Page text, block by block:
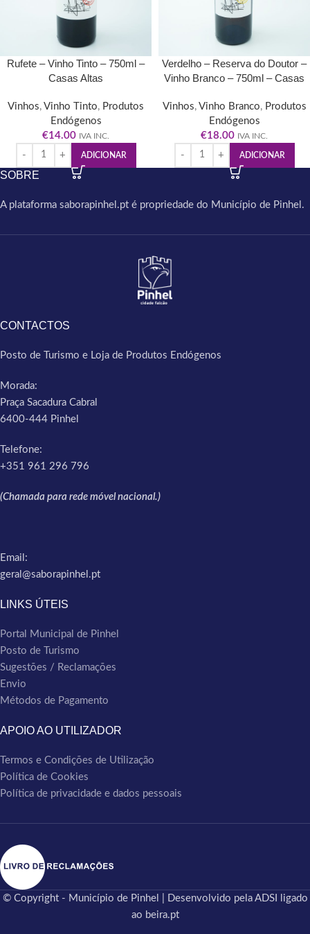
Rufete – Vinho Tinto – 750ml –
Casas Altas
Vinhos, Vinho Tinto, Produtos
Endógenos
€14.00 IVA INC.
ADICIONAR
Verdelho – Reserva do Doutor –
Vinho Branco – 750ml – Casas
Vinhos, Vinho Branco, Produtos
Endógenos
€18.00 IVA INC.
ADICIONAR
SOBRE
A plataforma saborapinhel.pt é propriedade do Município de Pinhel.
CONTACTOS
Posto de Turismo e Loja de Produtos Endógenos
Morada:
Praça Sacadura Cabral
6400-444 Pinhel
Telefone:
+351 961 296 796
(Chamada para rede móvel nacional.)
Email:
geral@saborapinhel.pt
LINKS ÚTEIS
Portal Municipal de Pinhel
Posto de Turismo
Sugestões / Reclamações
Envio
Métodos de Pagamento
APOIO AO UTILIZADOR
Termos e Condições de Utilização
Política de Cookies
Política de privacidade e dados pessoais
© Copyright - Município de Pinhel | Desenvolvido pela ADSI ligado
ao beira.pt